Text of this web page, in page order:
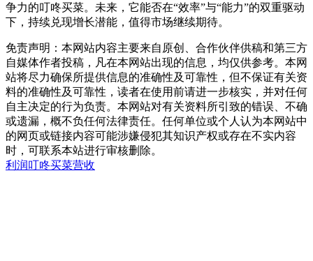
争力的叮咚买菜。未来，它能否在“效率”与“能力”的双重驱动
下，持续兑现增长潜能，值得市场继续期待。
免责声明：本网站内容主要来自原创、合作伙伴供稿和第三方
自媒体作者投稿，凡在本网站出现的信息，均仅供参考。本网
站将尽力确保所提供信息的准确性及可靠性，但不保证有关资
料的准确性及可靠性，读者在使用前请进一步核实，并对任何
自主决定的行为负责。本网站对有关资料所引致的错误、不确
或遗漏，概不负任何法律责任。任何单位或个人认为本网站中
的网页或链接内容可能涉嫌侵犯其知识产权或存在不实内容
时，可联系本站进行审核删除。
利润叮咚买菜营收